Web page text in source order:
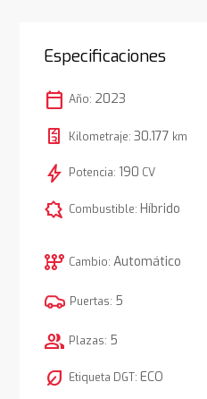
Especificaciones
calendar_today Año: 2023
Kilometraje: 30.177 km
bolt Potencia: 190 CV
comic_bubble Combustible: Híbrido
auto_transmission Cambio: Automático
Puertas: 5
group Plazas: 5
nest_eco_leaf Etiqueta DGT: ECO